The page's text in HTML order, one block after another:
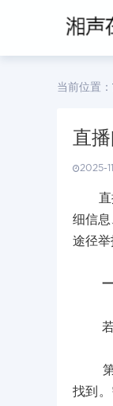
当前位置：
直
2025-
直播
细信
途径
若在
第一
找到